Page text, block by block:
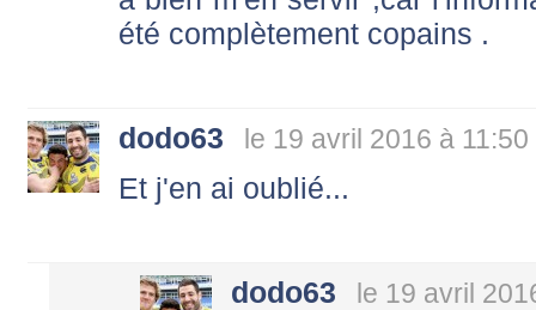
été complètement copains .
dodo63 le 19 avril 2016 à 11:50
Et j'en ai oublié...
dodo63 le 19 avril